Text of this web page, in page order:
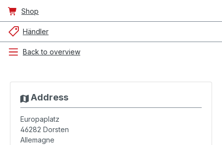
Shop
Händler
Back to overview
Address
Europaplatz
46282 Dorsten
Allemagne